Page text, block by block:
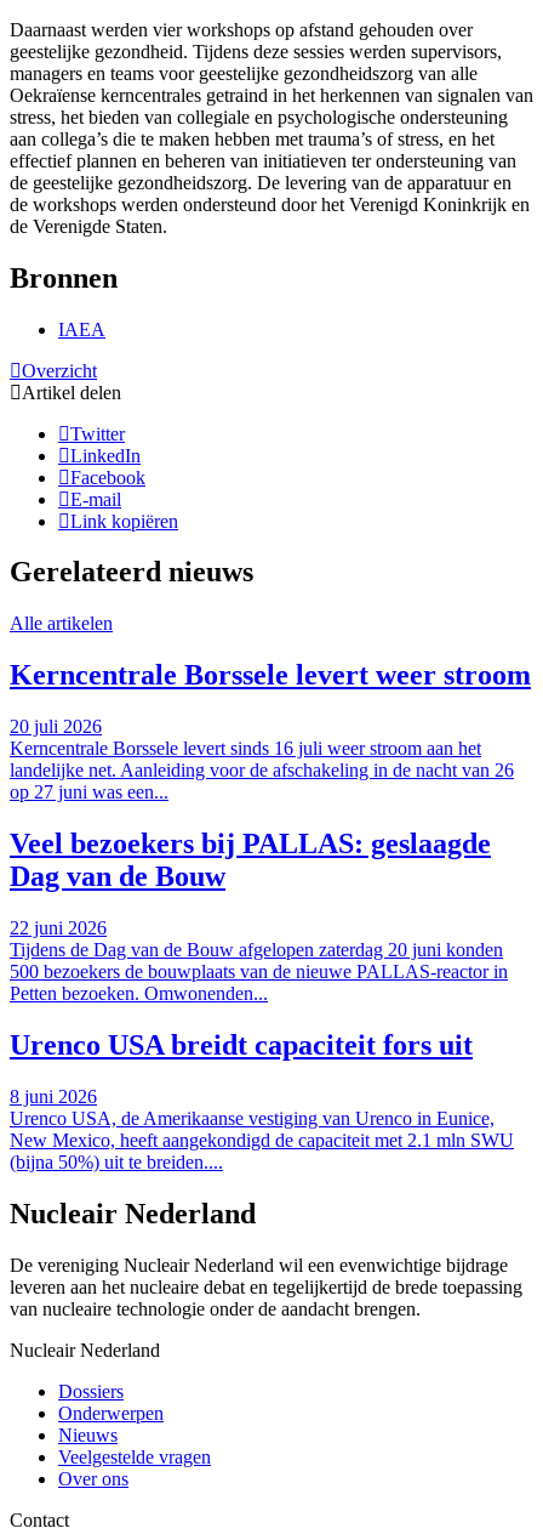
Daarnaast werden vier workshops op afstand gehouden over
geestelijke gezondheid. Tijdens deze sessies werden supervisors,
managers en teams voor geestelijke gezondheidszorg van alle
Oekraïense kerncentrales getraind in het herkennen van signalen van
stress, het bieden van collegiale en psychologische ondersteuning
aan collega’s die te maken hebben met trauma’s of stress, en het
effectief plannen en beheren van initiatieven ter ondersteuning van
de geestelijke gezondheidszorg. De levering van de apparatuur en
de workshops werden ondersteund door het Verenigd Koninkrijk en
de Verenigde Staten.
Bronnen
IAEA
Overzicht
Artikel delen
Twitter
LinkedIn
Facebook
E-mail
Link kopiëren
Gerelateerd nieuws
Alle artikelen
Kerncentrale Borssele levert weer stroom
20 juli 2026
Kerncentrale Borssele levert sinds 16 juli weer stroom aan het
landelijke net. Aanleiding voor de afschakeling in de nacht van 26
op 27 juni was een...
Veel bezoekers bij PALLAS: geslaagde
Dag van de Bouw
22 juni 2026
Tijdens de Dag van de Bouw afgelopen zaterdag 20 juni konden
500 bezoekers de bouwplaats van de nieuwe PALLAS-reactor in
Petten bezoeken. Omwonenden...
Urenco USA breidt capaciteit fors uit
8 juni 2026
Urenco USA, de Amerikaanse vestiging van Urenco in Eunice,
New Mexico, heeft aangekondigd de capaciteit met 2.1 mln SWU
(bijna 50%) uit te breiden....
Nucleair Nederland
De vereniging Nucleair Nederland wil een evenwichtige bijdrage
leveren aan het nucleaire debat en tegelijkertijd de brede toepassing
van nucleaire technologie onder de aandacht brengen.
Nucleair Nederland
Dossiers
Onderwerpen
Nieuws
Veelgestelde vragen
Over ons
Contact